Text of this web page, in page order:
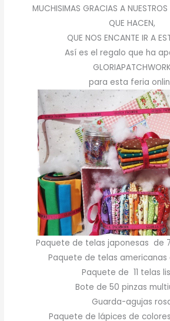
MUCHISIMAS GRACIAS A NUESTROS
QUE HACEN,
QUE NOS ENCANTE IR A
Así es el regalo que ha
para esta feria
Paquete de telas japonesas de
Paquete de telas americanas
Paquete de 11 telas
Bote de 50 pinzas
Guarda-agujas
Paquete de lápices de